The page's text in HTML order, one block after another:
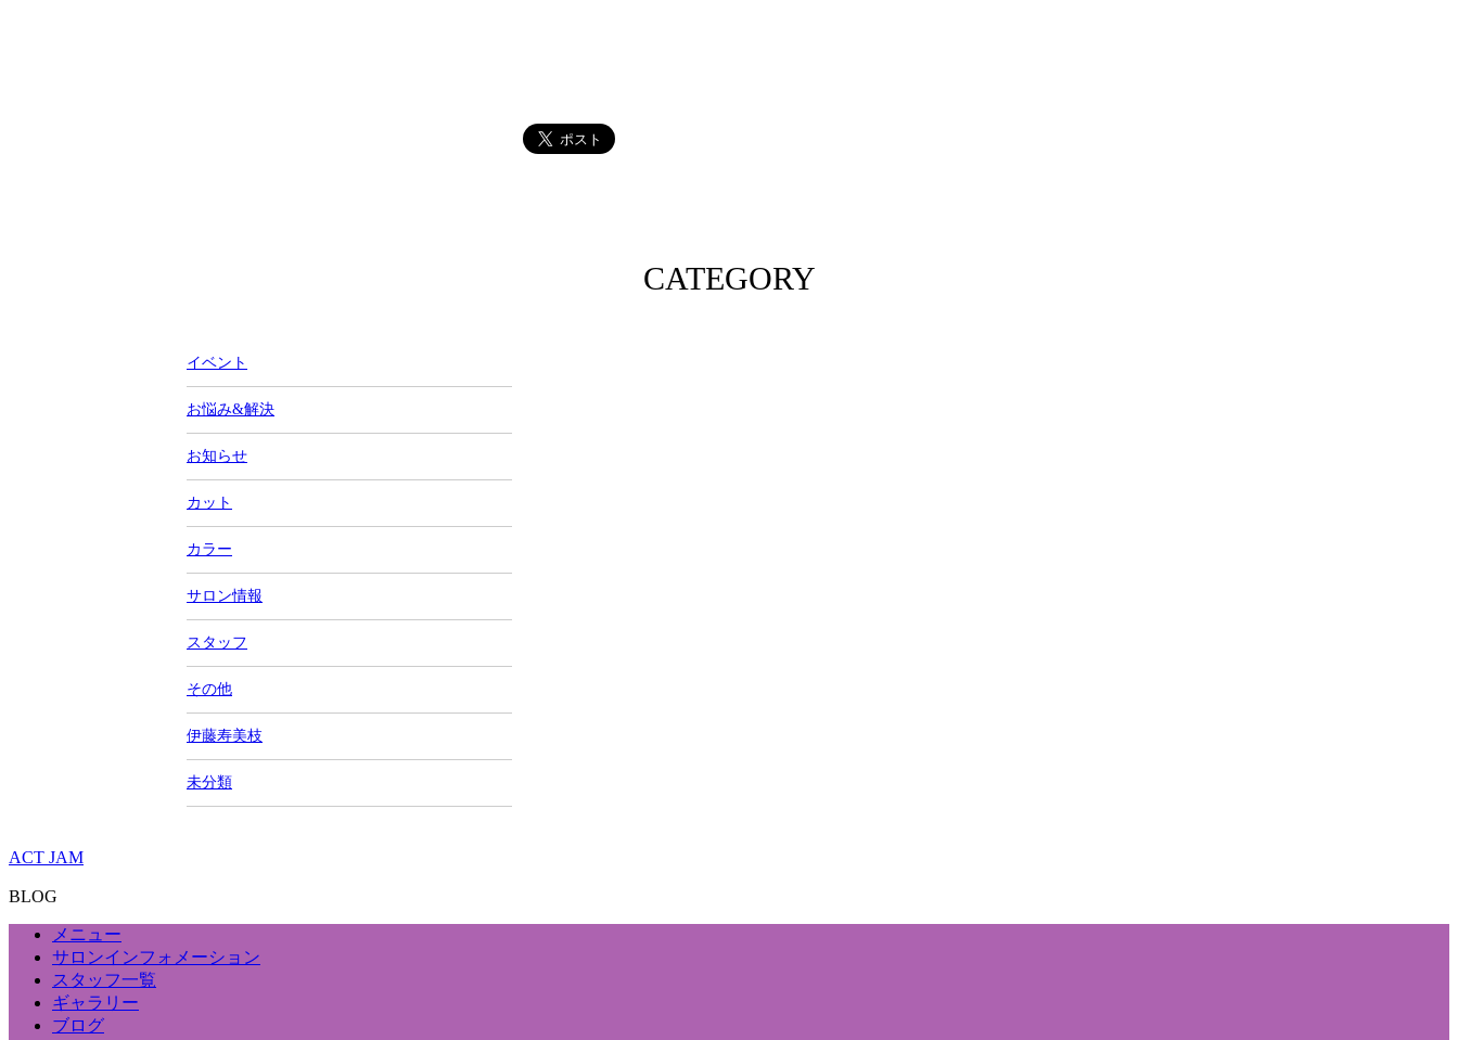
CATEGORY
イベント
お悩み&解決
お知らせ
カット
カラー
サロン情報
スタッフ
その他
伊藤寿美枝
未分類
ACT JAM
BLOG
メニュー
サロンインフォメーション
スタッフ一覧
ギャラリー
ブログ